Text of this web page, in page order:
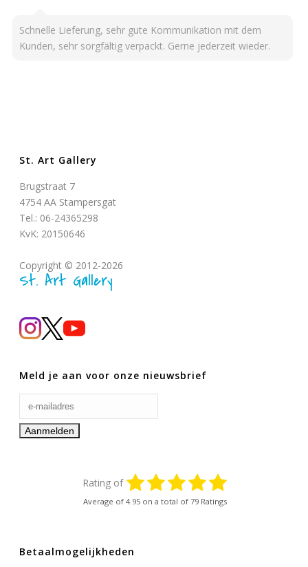
Schnelle Lieferung, sehr gute Kommunikation mit dem
Kunden, sehr sorgfältig verpackt. Gerne jederzeit wieder.
St. Art Gallery
Brugstraat 7
4754 AA Stampersgat
Tel.: 06-24365298
KvK: 20150646
Copyright © 2012-2026
St. Art Gallery
Meld je aan voor onze nieuwsbrief
Rating of
Average of 4.95 on a total of 79 Ratings
Betaalmogelijkheden